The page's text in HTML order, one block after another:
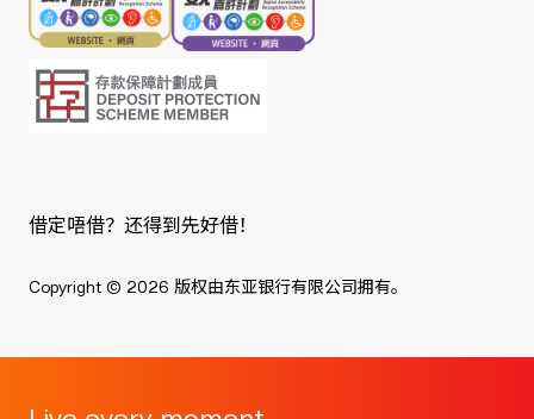
借定唔借？还得到先好借！
Copyright © 2026 版权由东亚银行有限公司拥有。